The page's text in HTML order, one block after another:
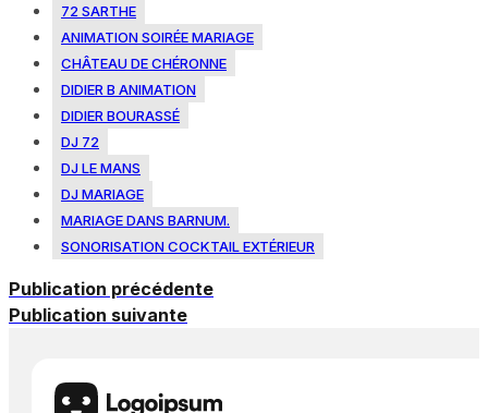
72 SARTHE
ANIMATION SOIRÉE MARIAGE
CHÂTEAU DE CHÉRONNE
DIDIER B ANIMATION
DIDIER BOURASSÉ
DJ 72
DJ LE MANS
DJ MARIAGE
MARIAGE DANS BARNUM.
SONORISATION COCKTAIL EXTÉRIEUR
Publication précédente
Publication suivante